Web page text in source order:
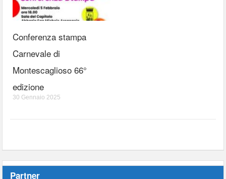
Conferenza stampa
Carnevale di
Montescaglioso 66°
edizione
30 Gennaio 2025
Partner